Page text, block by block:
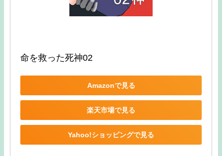
命を救った死神02
Amazonで見る
楽天市場で見る
Yahoo!ショッピングで見る